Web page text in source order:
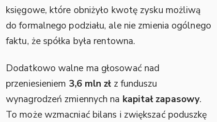
księgowe, które obniżyło kwotę zysku możliwą
do formalnego podziału, ale nie zmienia ogólnego
faktu, że spółka była rentowna.
Dodatkowo walne ma głosować nad
przeniesieniem 3,6 mln zł z funduszu
wynagrodzeń zmiennych na kapitał zapasowy.
To może wzmacniać bilans i zwiększać poduszkę